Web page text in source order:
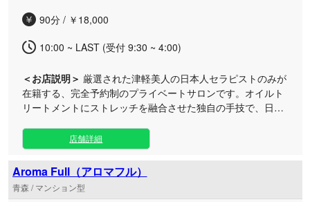
ト、指圧をはじめ、極液や鼠径部マッサージといった贅沢な
ていく、まさに「楽園」と呼ぶにふさわしい極上の施術をご
末永く愛される存在を目指して、心を込めておもてなしいた
します。周囲の目を気にすることのない、あなただけの特別
な隠れ家で、至福の癒しを心ゆくまでお楽しみください。
90分 / ￥18,000
10:00 ~ LAST (受付 9:30 ~ 4:00)
＜お店説明＞ 厳選された津軽美人の日本人セラピストのみが
在籍する、完全予約制のプライベートサロンです。オイルト
リートメントにストレッチを融合させた独自の手技で、日々
間を堪能できる洗練された大人の隠れ家空間となっておりま
す。リンパマッサージやタイ古式、アロマトリートメントな
ど多彩なメニューをご用意し、お客様一人ひとりのコンディ
ションに合わせて丁寧に施術いたします。 完全個室の安心で
店舗詳細
Aroma Full（アロマフル）
青森 / マンション型